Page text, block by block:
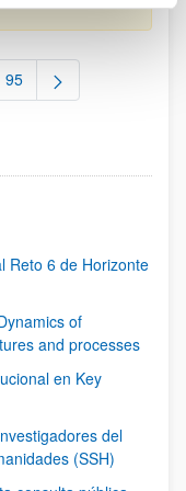
intermedias Use TAB
Página
95
Reto 6 de Horizonte
of
and processes
en Key
del
(SSH)